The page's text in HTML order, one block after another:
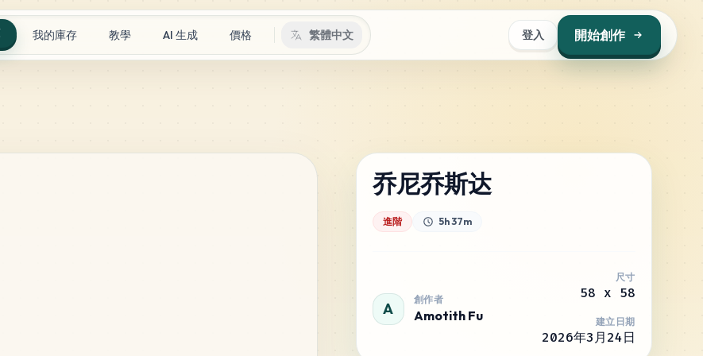
我的庫存 教學 AI 生成 價格 繁體中文 登入 開始創作
乔尼乔斯达
進階 5h 37m
A
創作者
Amotith Fu
尺寸
58 x 58
建立日期
2026年3月24日